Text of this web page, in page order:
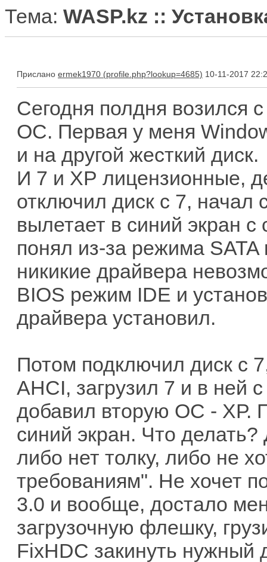
Тема: WASP.kz ::
Прислано ermek1970 10-11-2017
Сегодня полдня возился
ОС. Первая у меня
и на другой жесткий диск.
И 7 и ХР лицензионные,
отключил диск с 7, начал
вылетает в синий экран с
понял из-за режима
никикие драйвера
BIOS режим IDE и
драйвера установил.
Потом подключил диск с
AHCI, загрузил 7 и в
добавил вторую ОС - ХР.
синий экран. Что
либо нет толку, либо не
требованиям". Не хочет
3.0 и вообще, достало
загрузочную флешку,
FixHDC закинуть нужный